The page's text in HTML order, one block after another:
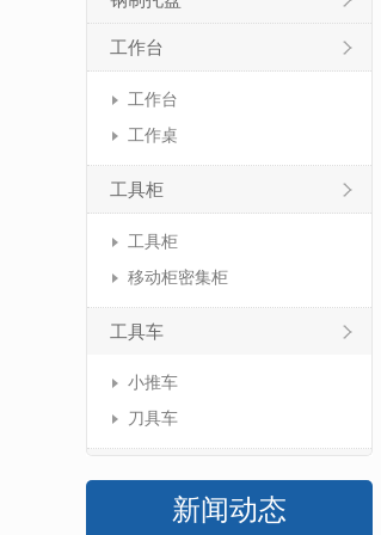
工作台
工作台
工作桌
工具柜
工具柜
移动柜密集柜
工具车
小推车
刀具车
新闻动态